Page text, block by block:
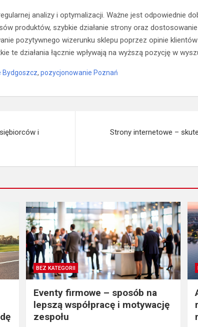
analizy i optymalizacji. Ważne jest odpowiednie
produktów, szybkie działanie strony oraz
pozytywnego wizerunku sklepu poprzez opinie
te działania łącznie wpływają na wyższą pozycję w
Bydgoszcz, pozycjonowanie Poznań
i
Strony internetowe –
BEZ KATEGORII
Eventy firmowe – sposób na
lepszą współpracę i motywację
zespołu